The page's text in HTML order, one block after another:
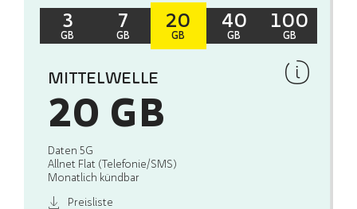
3
GB
7
GB
20
GB
40
GB
100
GB
MITTELWELLE
20 GB
Daten 5G
Allnet Flat (Telefonie/SMS)
Monatlich kündbar
Preisliste